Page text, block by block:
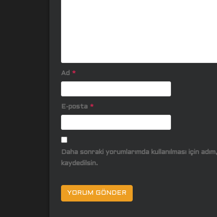
Ad *
E-posta *
Daha sonraki yorumlarımda kullanılması için
kaydedilsin.